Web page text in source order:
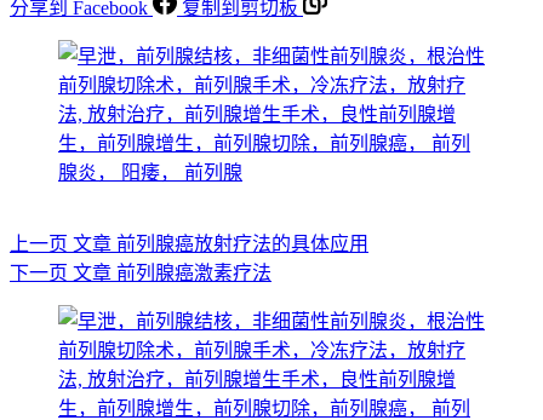
分享到 Facebook 复制到剪切板
上一页 文章 前列腺癌放射疗法的具体应用
下一页 文章 前列腺癌激素疗法